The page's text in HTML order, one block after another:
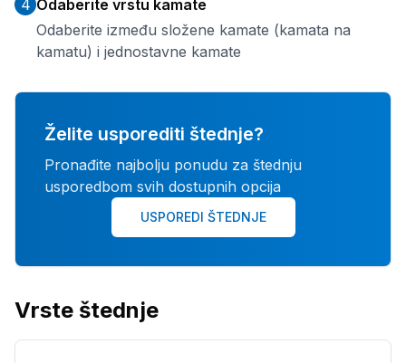
4 Odaberite vrstu kamate
Odaberite između složene kamate (kamata na
kamatu) i jednostavne kamate
Želite usporediti štednje?
Pronađite najbolju ponudu za štednju
usporedbom svih dostupnih opcija
USPOREDI ŠTEDNJE
Vrste štednje